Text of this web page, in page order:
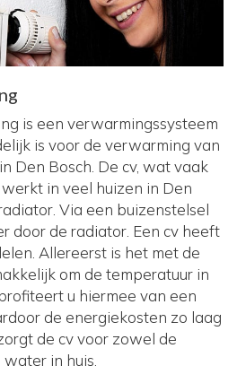
is een verwarmingssysteem
is voor de verwarming van
Den Bosch. De cv, wat vaak
in veel huizen in Den
Via een buizenstelsel
door de radiator. Een cv heeft
Allereerst is het met de
om de temperatuur in
u hiermee van een
de energiekosten zo laag
de cv voor zowel de
in huis.